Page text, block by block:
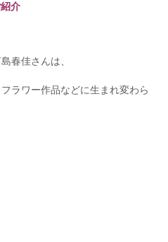
介
春佳さんは、
ラワー作品などに生まれ変わら